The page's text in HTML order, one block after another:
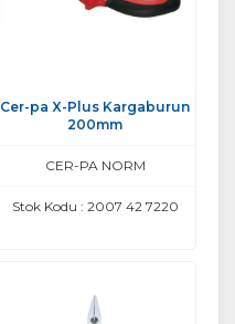
Cer-pa X-Plus Kargaburun
200mm
CER-PA NORM
Stok Kodu : 2007 42 7220